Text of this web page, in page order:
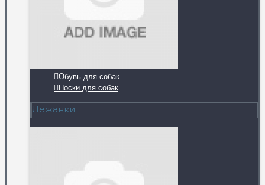
Обувь для собак
Носки для собак
Лежанки